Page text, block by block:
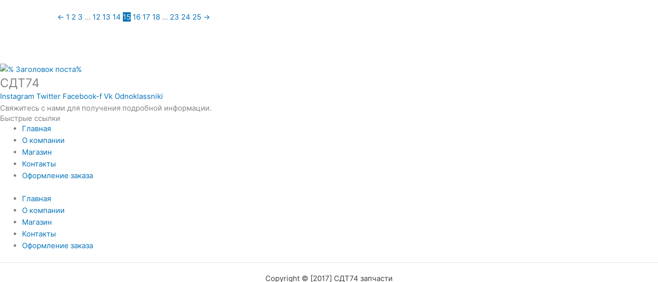
← 1 2 3 … 12 13 14 15 16 17 18 … 23 24 25 →
СДТ74
Instagram Twitter Facebook-f Vk Odnoklassniki
Свяжитесь с нами для получения подробной информации.
Быстрые ссылки
Главная
О компании
Магазин
Контакты
Оформление заказа
Главная
О компании
Магазин
Контакты
Оформление заказа
Copyright © [2017] СДТ74 запчасти